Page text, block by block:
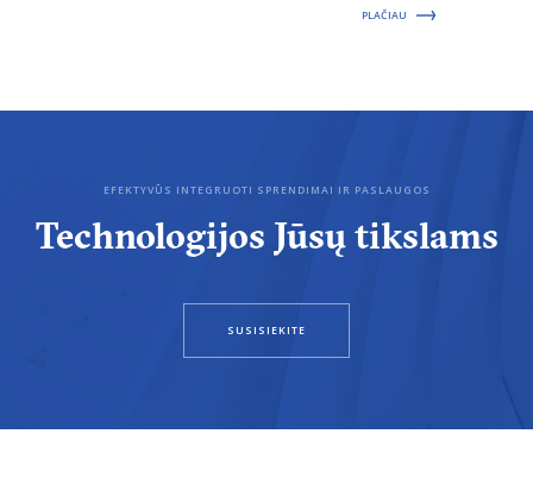
PLAČIAU
EFEKTYVŪS INTEGRUOTI SPRENDIMAI IR PASLAUGOS
Technologijos Jūsų tikslams
SUSISIEKITE